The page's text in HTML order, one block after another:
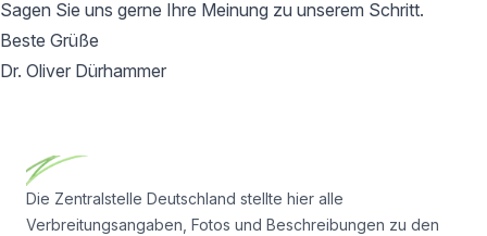
Sagen Sie uns gerne Ihre Meinung zu unserem Schritt.
Beste Grüße
Dr. Oliver Dürhammer
Die Zentralstelle Deutschland stellte hier alle
Verbreitungsangaben, Fotos und Beschreibungen zu den